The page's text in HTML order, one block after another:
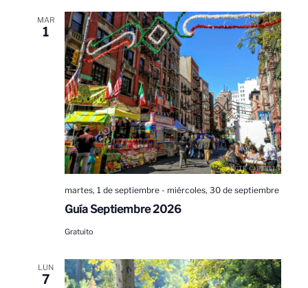
MAR
1
martes, 1 de septiembre- miércoles, 30 de septiembre
Guía Septiembre 2026
Gratuito
LUN
7